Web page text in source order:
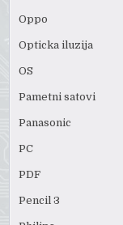
Oppo
Opticka iluzija
OS
Pametni satovi
Panasonic
PC
PDF
Pencil 3